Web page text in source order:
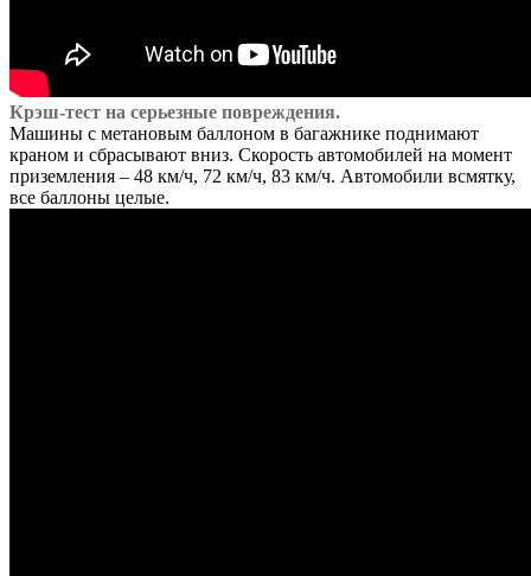
Крэш-тест на серьезные повреждения.
Машины с метановым баллоном в багажнике поднимают
краном и сбрасывают вниз. Скорость автомобилей на момент
приземления – 48 км/ч, 72 км/ч, 83 км/ч. Автомобили всмятку,
все баллоны целые.